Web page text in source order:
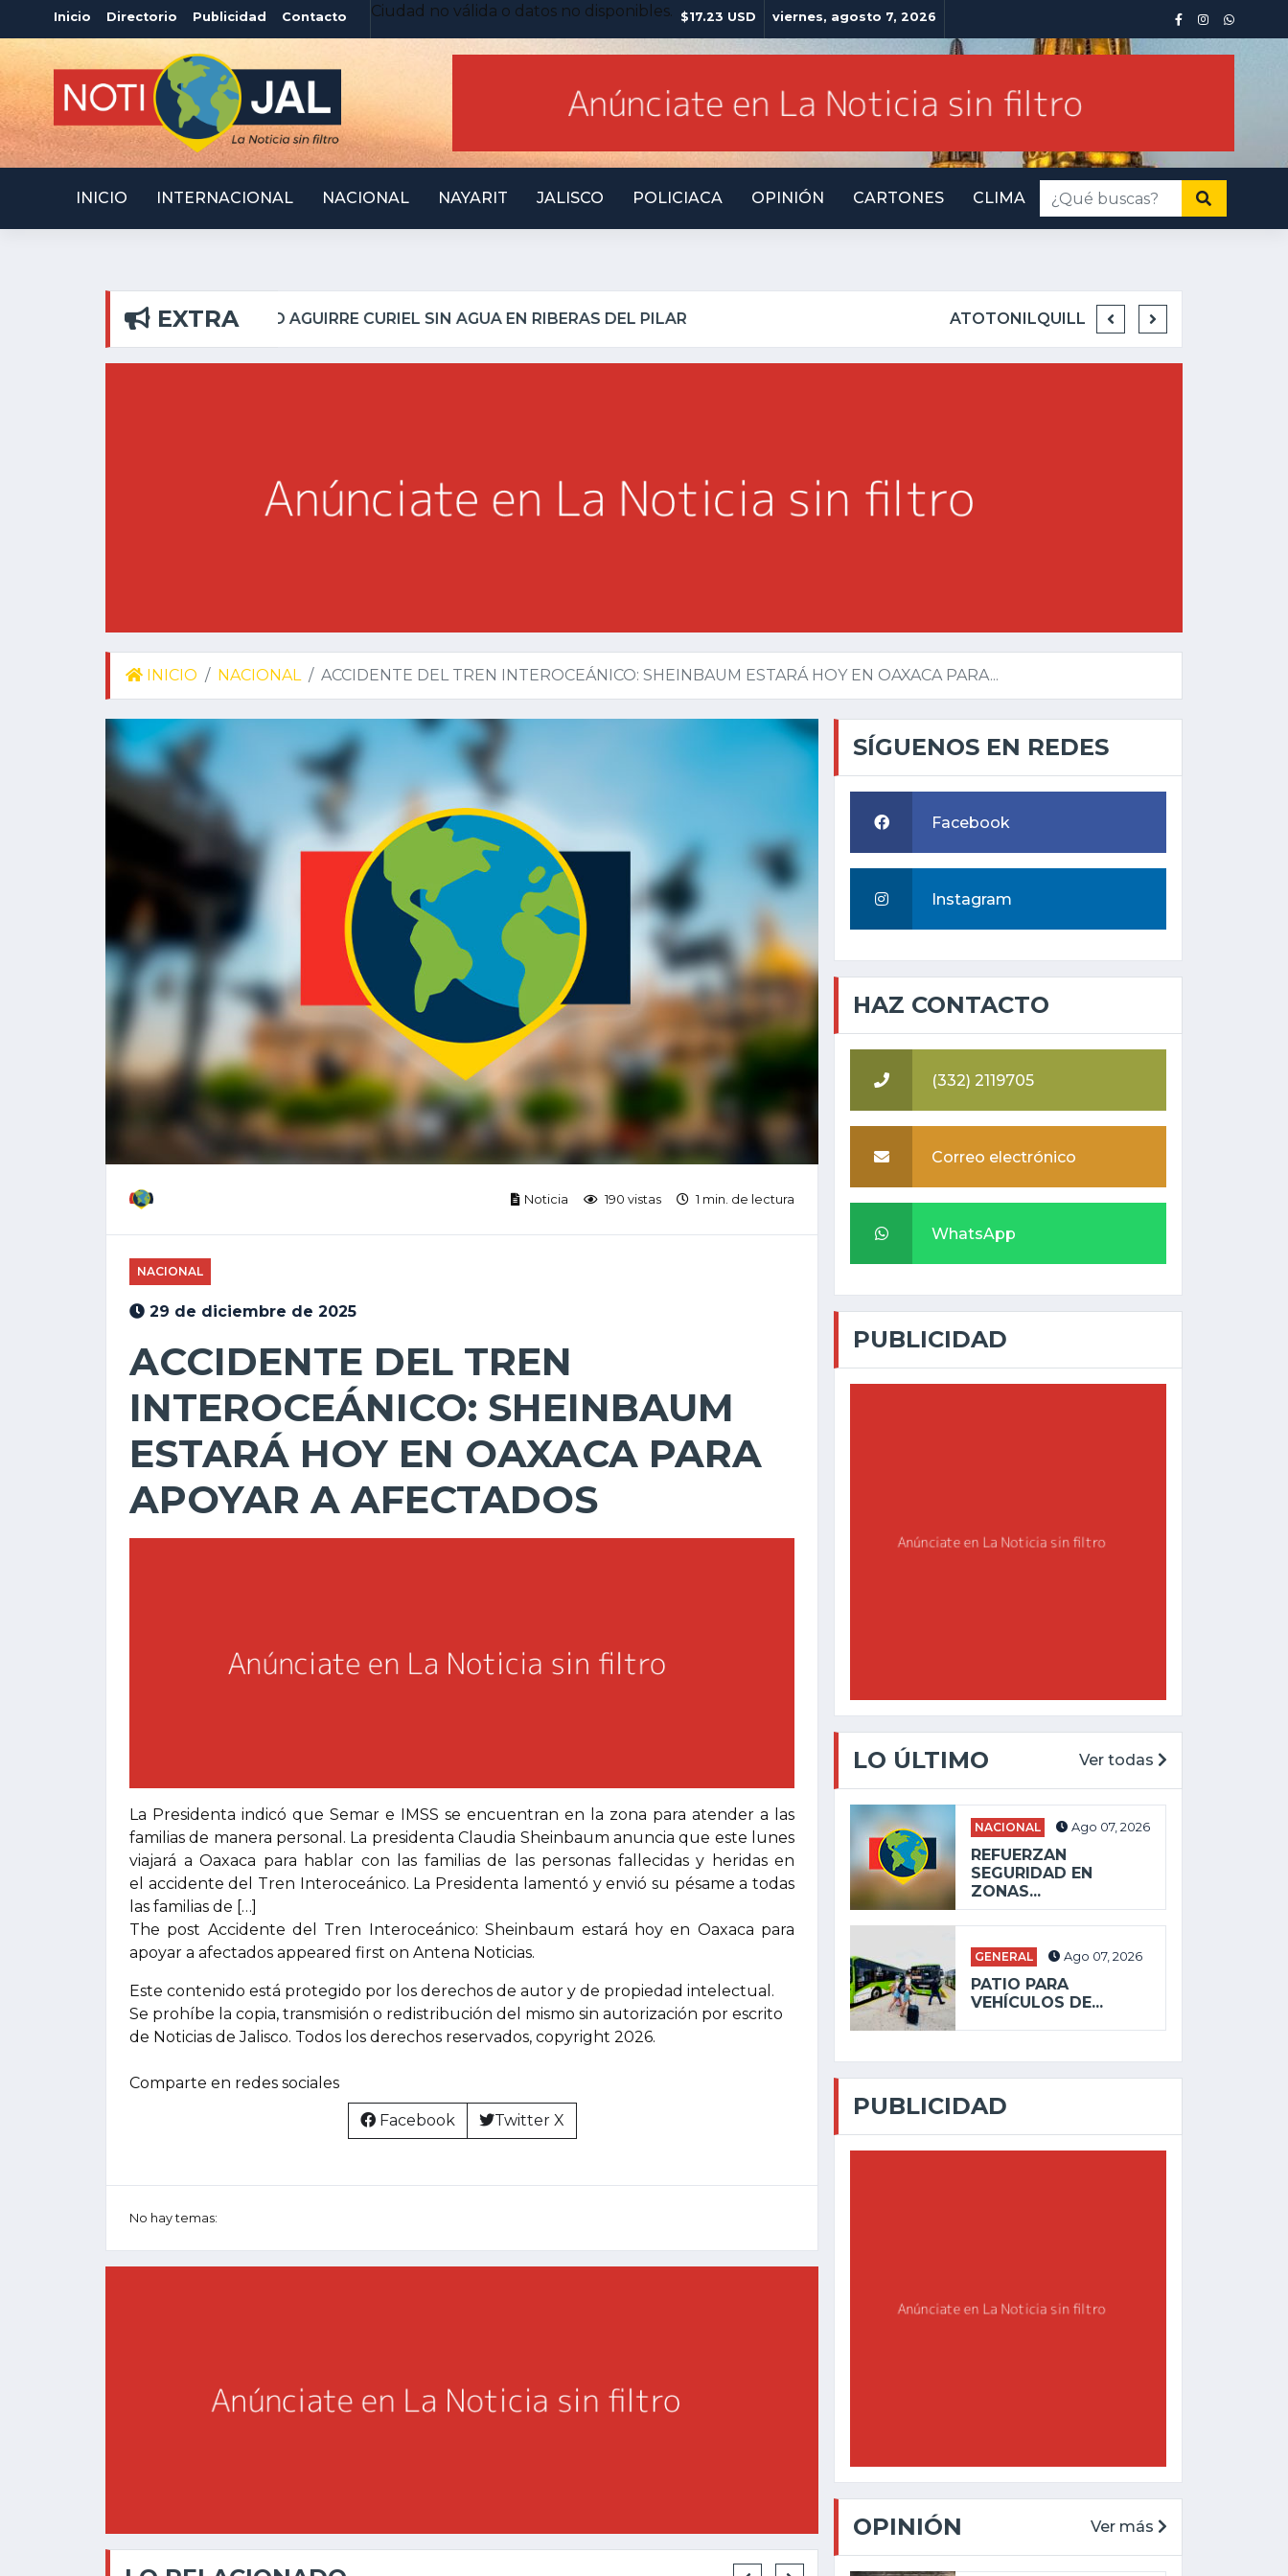
Inicio Directorio Publicidad Contacto Ciudad no válida o datos no disponibles. $17.23 USD viernes, agosto 7, 2026
INICIO INTERNACIONAL NACIONAL NAYARIT JALISCO POLICIACA OPINIÓN CARTONES CLIMA
EXTRA ATOTONILQUILLO INSEGURO Y AL VIRREY NO LE IMPORTA INMINENTE
INICIO NACIONAL ACCIDENTE DEL TREN INTEROCEÁNICO: SHEINBAUM ESTARÁ HOY EN OAXACA PARA...
Noticia 190 vistas 1 min. de lectura
NACIONAL
29 de diciembre de 2025
ACCIDENTE DEL TREN
INTEROCEÁNICO: SHEINBAUM
ESTARÁ HOY EN OAXACA PARA
APOYAR A AFECTADOS
La Presidenta indicó que Semar e IMSS se encuentran en la zona para atender a las
familias de manera personal. La presidenta Claudia Sheinbaum anuncia que este lunes
viajará a Oaxaca para hablar con las familias de las personas fallecidas y heridas en
el accidente del Tren Interoceánico. La Presidenta lamentó y envió su pésame a todas
las familias de […]
The post Accidente del Tren Interoceánico: Sheinbaum estará hoy en Oaxaca para
apoyar a afectados appeared first on Antena Noticias.
Este contenido está protegido por los derechos de autor y de propiedad intelectual.
Se prohíbe la copia, transmisión o redistribución del mismo sin autorización por escrito
de Noticias de Jalisco. Todos los derechos reservados, copyright 2026.
Comparte en redes sociales
Facebook Twitter X
No hay temas:
SÍGUENOS EN REDES
Facebook
Instagram
HAZ CONTACTO
(332) 2119705
Correo electrónico
WhatsApp
PUBLICIDAD
LO ÚLTIMO Ver todas
NACIONAL Ago 07, 2026
REFUERZAN
SEGURIDAD EN
ZONAS...
GENERAL Ago 07, 2026
PATIO PARA
VEHÍCULOS DE...
PUBLICIDAD
OPINIÓN Ver más